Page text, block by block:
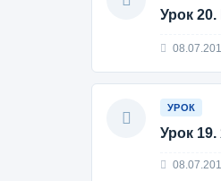
Урок 20.
УРОК
Урок